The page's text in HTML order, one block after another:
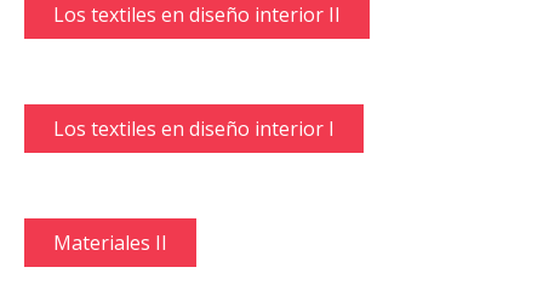
Los textiles en diseño interior II
Los textiles en diseño interior I
Materiales II